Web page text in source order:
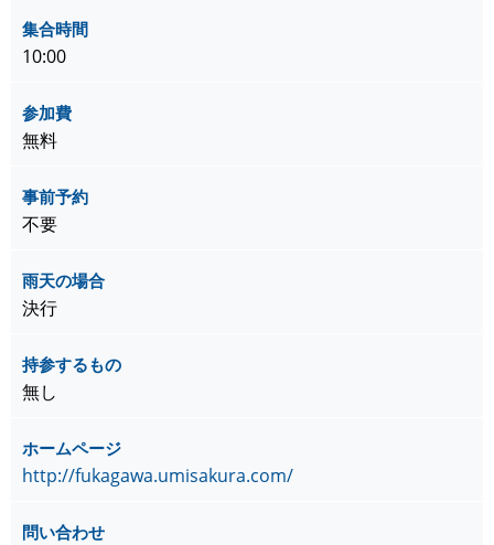
集合時間
10:00
参加費
無料
事前予約
不要
雨天の場合
決行
持参するもの
無し
ホームページ
http://fukagawa.umisakura.com/
問い合わせ